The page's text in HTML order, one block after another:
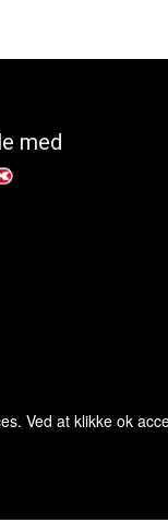
med
Ved at klikke ok